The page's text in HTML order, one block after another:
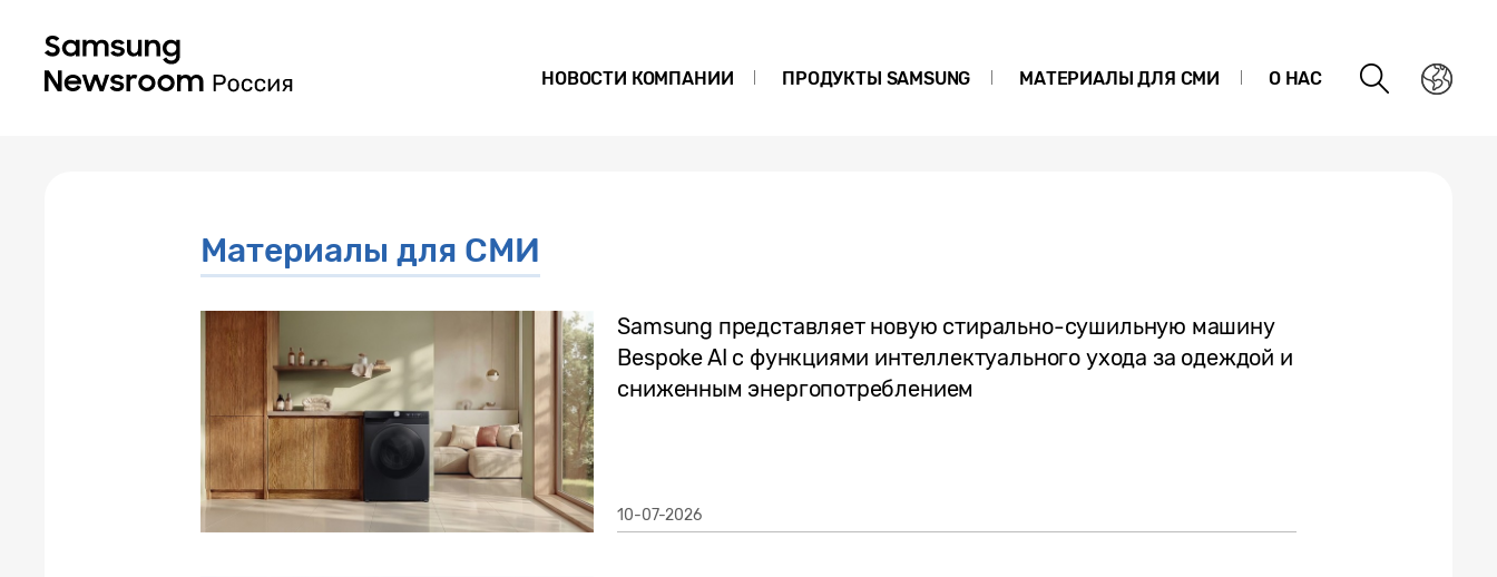
НОВОСТИ КОМПАНИИ ПРОДУКТЫ SAMSUNG МАТЕРИАЛЫ ДЛЯ СМИ О НАС
Материалы для СМИ
Samsung представляет новую стирально-сушильную машину
Bespoke AI с функциями интеллектуального ухода за одеждой и
сниженным энергопотреблением
10-07-2026